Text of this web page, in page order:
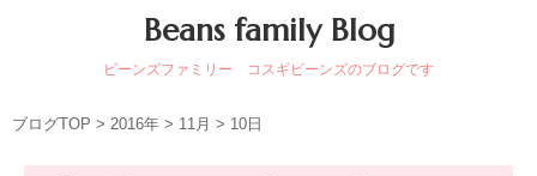
Beans family Blog
ビーンズファミリー コスギビーンズのブログです
ブログTOP > 2016年 > 11月 > 10日